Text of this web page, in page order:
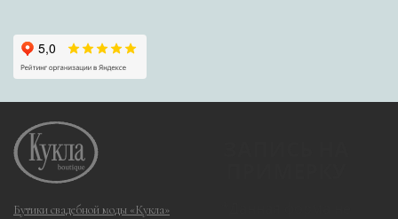
Бутики свадебной моды «Кукла»